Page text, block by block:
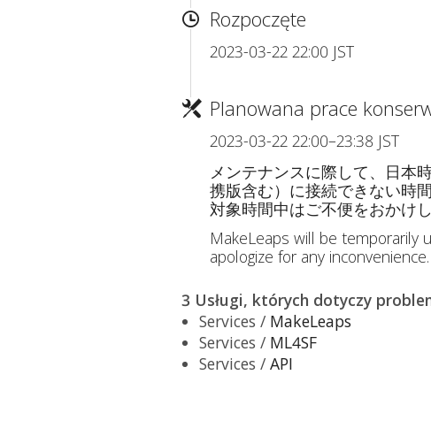
Rozpoczęte
2023-03-22 22:00 JST
Planowana prace
2023-03-22 22:00–23:38 JST
メンテナンスに際して、日本
携版含む）に接続できない時
対象時間中はご不便をおかけ
MakeLeaps will be temporarily
apologize for any inconvenience.
3 Usługi, których dotyczy
Services / MakeLeaps
Services / ML4SF
Services /API